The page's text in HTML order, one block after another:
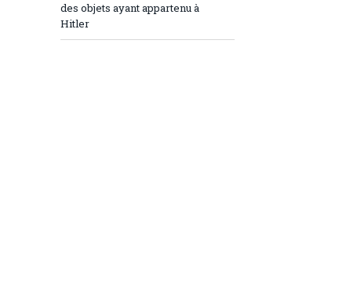
des objets ayant appartenu à
Hitler